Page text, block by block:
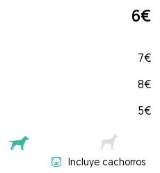
6€
7€
8€
5€
Incluye cachorros